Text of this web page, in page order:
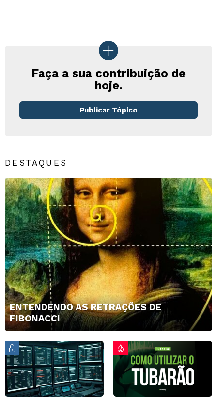
Faça a sua contribuição de
hoje.
Publicar Tópico
DESTAQUES
ENTENDENDO AS RETRAÇÕES DE
FIBONACCI